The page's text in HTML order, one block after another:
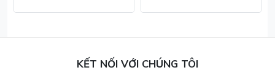
KẾT NỐI VỚI CHÚNG TÔI